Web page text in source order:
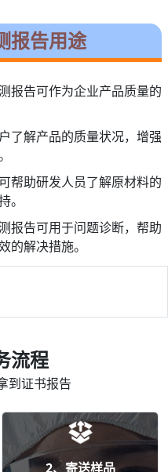
报告用途
报告可作为企业产品质量的
了解产品的质量状况，增强
帮助研发人员了解原材料的
。
报告可用于问题诊断，帮助
的解决措施。
流程
到证书报告
2、寄送样品